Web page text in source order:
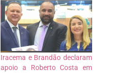
Iracema e Brandão declaram
apoio a Roberto Costa em